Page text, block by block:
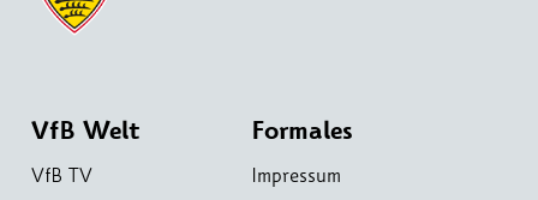
VfB Welt
VfB TV
Formales
Impressum